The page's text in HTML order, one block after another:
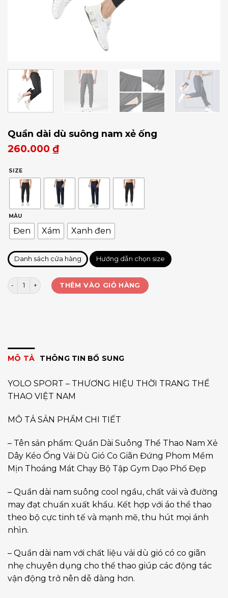
Quần dài dù suông nam xẻ ống
260.000 ₫
SIZE
MÀU
Đen Xám Xanh đen
Danh sách cửa hàng Hướng dẫn chọn size
Quần dài dù suông nam xẻ ống số lượng
THÊM VÀO GIỎ HÀNG
MÔ TẢ THÔNG TIN BỔ SUNG
YOLO SPORT – THƯƠNG HIỆU THỜI TRANG THỂ
THAO VIỆT NAM
MÔ TẢ SẢN PHẨM CHI TIẾT
– Tên sản phẩm: Quần Dài Suông Thể Thao Nam Xẻ
Dây Kéo Ống Vải Dù Gió Co Giãn Đứng Phom Mềm
Mịn Thoáng Mát Chạy Bộ Tập Gym Dạo Phố Đẹp
– Quần dài nam suông cool ngầu, chất vải và đường
may đạt chuẩn xuất khẩu. Kết hợp với áo thể thao
theo bộ cực tinh tế và mạnh mẽ, thu hút mọi ánh
nhìn.
– Quần dài nam với chất liệu vải dù gió có co giãn
nhẹ chuyên dụng cho thể thao giúp các động tác
vận động trở nên dễ dàng hơn.